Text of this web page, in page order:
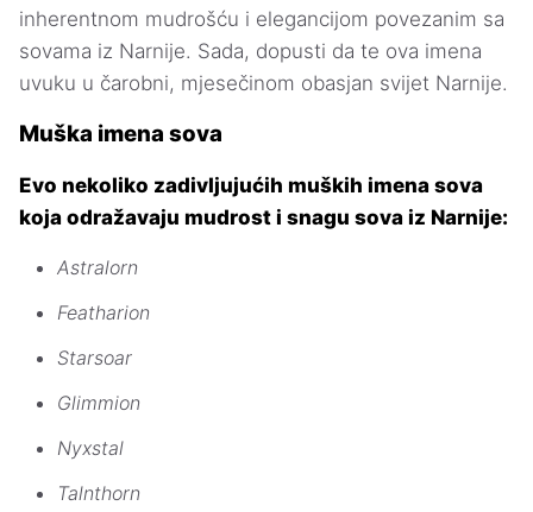
inherentnom mudrošću i elegancijom povezanim sa
sovama iz Narnije. Sada, dopusti da te ova imena
uvuku u čarobni, mjesečinom obasjan svijet Narnije.
Muška imena sova
Evo nekoliko zadivljujućih muških imena sova
koja odražavaju mudrost i snagu sova iz Narnije:
Astralorn
Featharion
Starsoar
Glimmion
Nyxstal
Talnthorn